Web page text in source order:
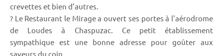
crevettes et bien d’autres.
? Le Restaurant le Mirage a ouvert ses portes à l'aérodrome
de Loudes à Chaspuzac. Ce petit établissement
sympathique est une bonne adresse pour goûter aux
saveurs du coin.